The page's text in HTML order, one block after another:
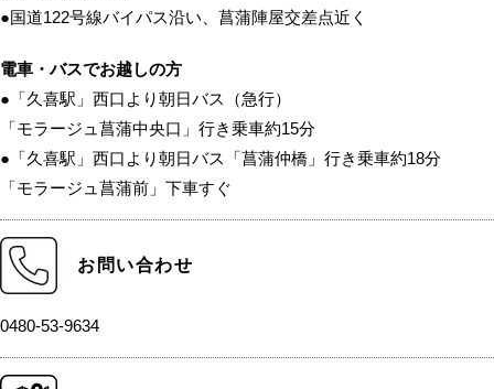
●国道122号線バイパス沿い、菖蒲陣屋交差点近く
電車・バスでお越しの方
●「久喜駅」西口より朝日バス（急行）
「モラージュ菖蒲中央口」行き乗車約15分
●「久喜駅」西口より朝日バス「菖蒲仲橋」行き乗車約18分
「モラージュ菖蒲前」下車すぐ
お問い合わせ
0480-53-9634